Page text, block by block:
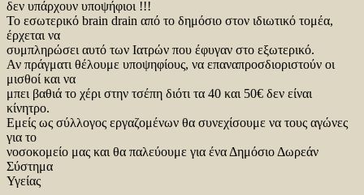
δεν υπάρχουν υποψήφιοι !!!
Το εσωτερικό brain drain από το δημόσιο στον ιδιωτικό τομέα,
έρχεται να
συμπληρώσει αυτό των Ιατρών που έφυγαν στο εξωτερικό.
Αν πράγματι θέλουμε υποψηφίους, να επαναπροσδιοριστούν οι
μισθοί και να
μπει βαθιά το χέρι στην τσέπη διότι τα 40 και 50€ δεν είναι
κίνητρο.
Εμείς ως σύλλογος εργαζομένων θα συνεχίσουμε να τους αγώνες
για το
νοσοκομείο μας και θα παλεύουμε για ένα Δημόσιο Δωρεάν
Σύστημα
Υγείας